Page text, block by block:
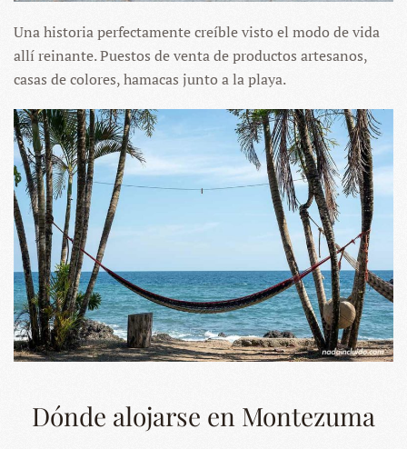
Una historia perfectamente creíble visto el modo de vida
allí reinante. Puestos de venta de productos artesanos,
casas de colores, hamacas junto a la playa.
Dónde alojarse en Montezuma